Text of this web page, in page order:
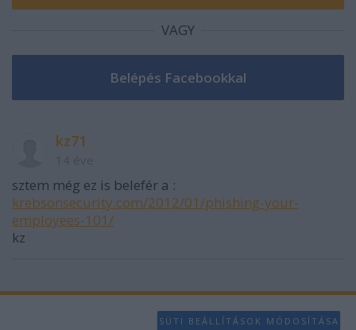
VAGY
kz71
sztem még ez is belefér a :
krebsonsecurity.com/2012/01/phishing-your-
employees-101/
kz
SÜTI BEÁLLÍTÁSOK MÓDOSÍTÁSA